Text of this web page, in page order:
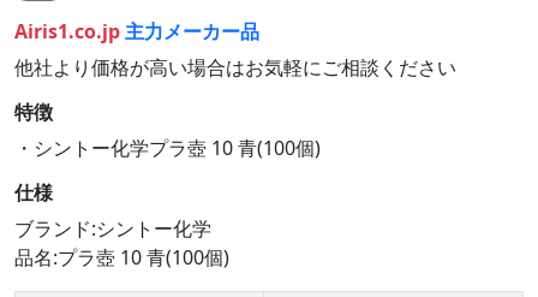
Airis1.co.jp主力メーカー品
他社より価格が高い場合はお気軽にご相談ください
特徴
・シントー化学プラ壺 10 青(100個)
仕様
ブランド:シントー化学
品名:プラ壺 10 青(100個)